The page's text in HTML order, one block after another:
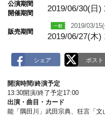
公演期間
開催期間
2019/06/30(日)
販売期間
2019/03/
2019/06/27(木)
開演時間/終演予定
13:30開演/終了予定17:00
出演・曲目・カード
能「隅田川」武田宗典、狂言「